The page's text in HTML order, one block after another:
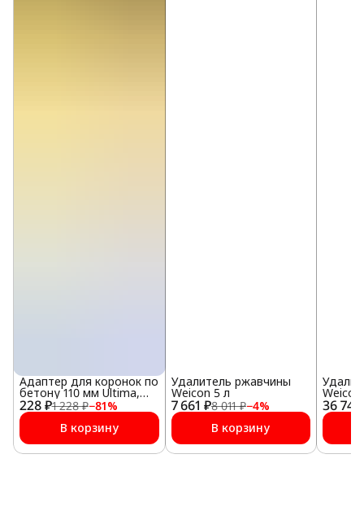
228 ₽1 228 ₽−81%
Адаптер для коронок по
бетону 110 мм Ultima,
SDS plus
В корзину
7 661 ₽8 011 ₽−4%
Удалитель ржавчины
Weicon 5 л
В корзину
36